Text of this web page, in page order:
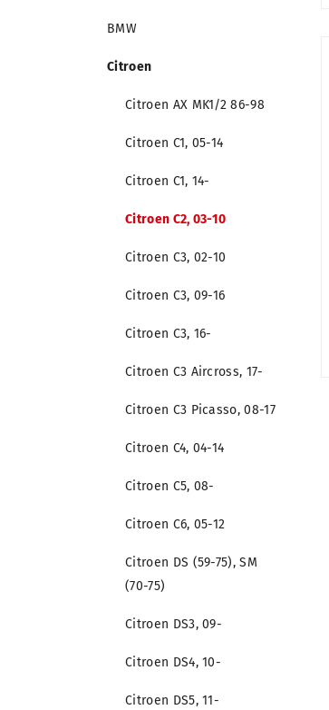
BMW
Citroen
Citroen AX MK1/2 86-98
Citroen C1, 05-14
Citroen C1, 14-
Citroen C2, 03-10
Citroen C3, 02-10
Citroen C3, 09-16
Citroen C3, 16-
Citroen C3 Aircross, 17-
Citroen C3 Picasso, 08-17
Citroen C4, 04-14
Citroen C5, 08-
Citroen C6, 05-12
Citroen DS (59-75), SM
(70-75)
Citroen DS3, 09-
Citroen DS4, 10-
Citroen DS5, 11-